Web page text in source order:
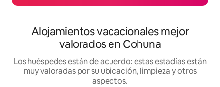
Alojamientos vacacionales mejor
valorados en Cohuna
Los huéspedes están de acuerdo: estas estadías están
muy valoradas por su ubicación, limpieza y otros
aspectos.